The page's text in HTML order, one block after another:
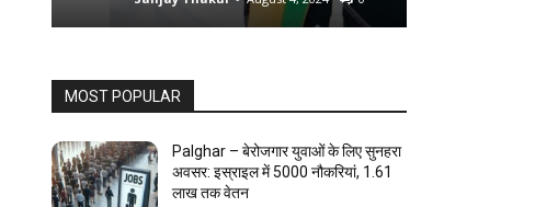
MOST POPULAR
Palghar – बेरोजगार युवाओं के लिए सुनहरा
अवसर: इस्राइल में 5000 नौकरियां, ₹1.61
लाख तक वेतन